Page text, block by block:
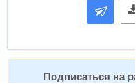
Подписаться на